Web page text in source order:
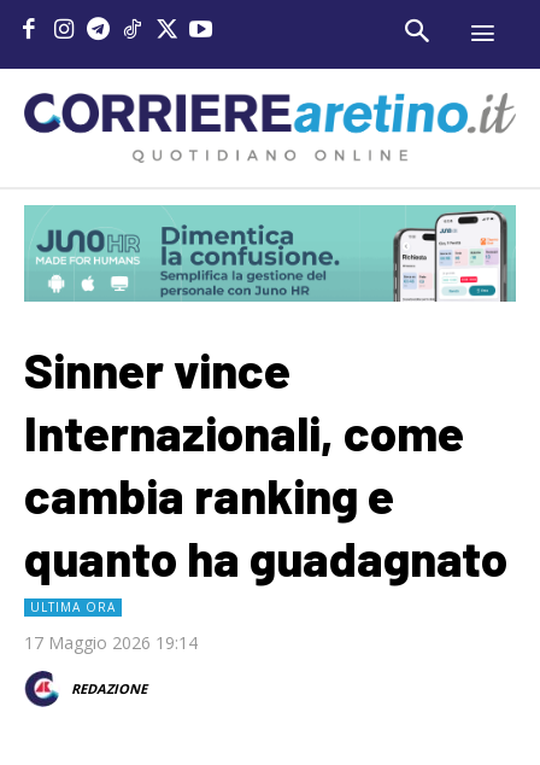
Sinner vince
Internazionali, come
cambia ranking e
quanto ha guadagnato
ULTIMA ORA
17 Maggio 2026 19:14
REDAZIONE